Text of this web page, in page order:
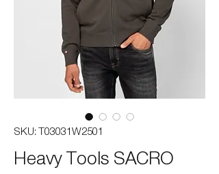
SKU: T03031W2501
Heavy Tools SACRO